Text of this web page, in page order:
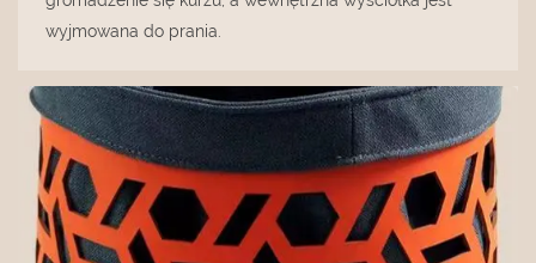
wyjmowana do prania.